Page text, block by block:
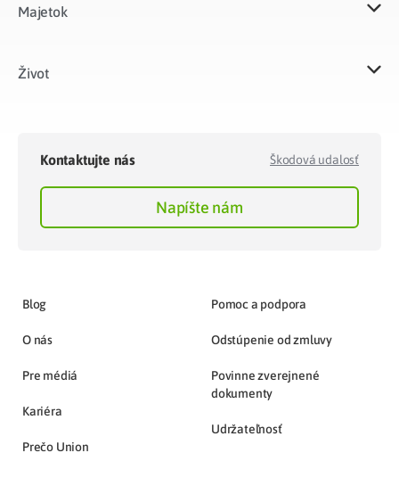
Majetok​
Život​
Kontaktujte nás Škodová udalosť
Napíšte nám
Blog
O nás
Pre médiá
Kariéra
Prečo Union
Pomoc a podpora
Odstúpenie od zmluvy
Povinne zverejnené
dokumenty
Udržateľnosť